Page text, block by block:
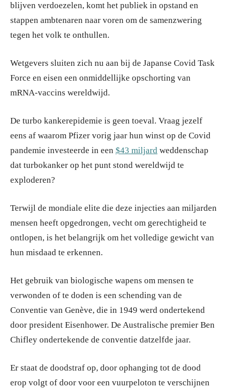
blijven verdoezelen, komt het publiek in opstand en
stappen ambtenaren naar voren om de samenzwering
tegen het volk te onthullen.
Wetgevers sluiten zich nu aan bij de Japanse Covid Task
Force en eisen een onmiddellijke opschorting van
mRNA-vaccins wereldwijd.
De turbo kankerepidemie is geen toeval. Vraag jezelf
eens af waarom Pfizer vorig jaar hun winst op de Covid
pandemie investeerde in een $43 miljard weddenschap
dat turbokanker op het punt stond wereldwijd te
exploderen?
Terwijl de mondiale elite die deze injecties aan miljarden
mensen heeft opgedrongen, vecht om gerechtigheid te
ontlopen, is het belangrijk om het volledige gewicht van
hun misdaad te erkennen.
Het gebruik van biologische wapens om mensen te
verwonden of te doden is een schending van de
Conventie van Genève, die in 1949 werd ondertekend
door president Eisenhower. De Australische premier Ben
Chifley ondertekende de conventie datzelfde jaar.
Er staat de doodstraf op, door ophanging tot de dood
erop volgt of door voor een vuurpeloton te verschijnen